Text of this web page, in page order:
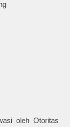
oleh Otoritas